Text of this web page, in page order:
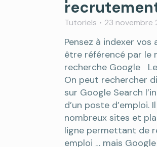
Tutoriels 23 novembre
Pensez à indexer vos
être référencé par le
recherche Google
On peut rechercher
sur Google Search
d’un poste d’emploi.
nombreux sites et
ligne permettant de
emploi … mais